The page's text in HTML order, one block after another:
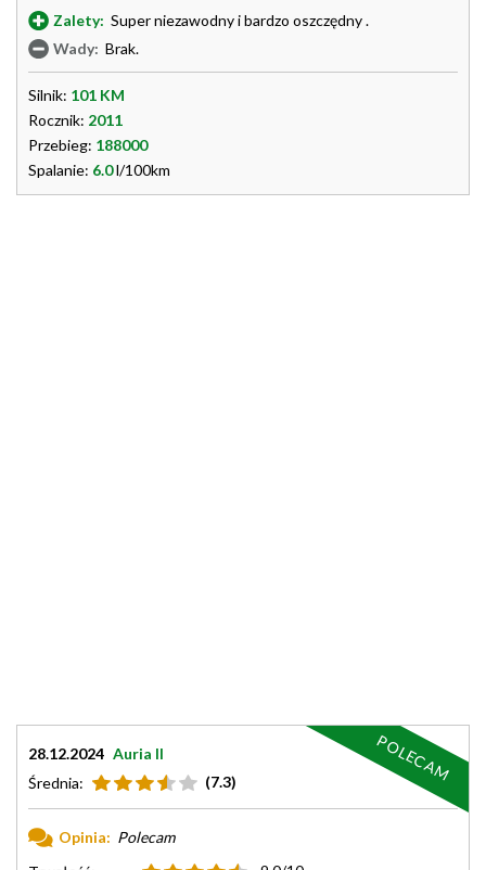
Zalety: Super niezawodny i bardzo oszczędny .
Wady: Brak.
Silnik: 101 KM
Rocznik: 2011
Przebieg: 188000
Spalanie: 6.0l/100km
28.12.2024 Auria II
Średnia:
(7.3)
Opinia: Polecam
POLECAM